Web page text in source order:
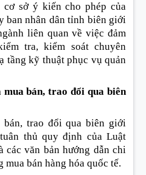
sở ý kiến cho phép của
ban nhân dân tỉnh biên giới
liên quan về việc đảm
tra, kiểm soát chuyên
tầng kỹ thuật phục vụ quản
mua bán, trao đổi qua biên
bán, trao đổi qua biên giới
thủ quy định của Luật
các văn bản hướng dẫn chi
bán hàng hóa quốc tế.